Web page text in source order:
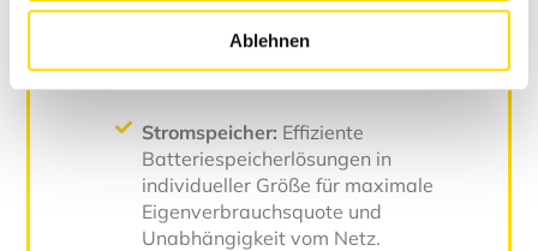
Ablehnen
Erweiterte Energielösungen
Stromspeicher: Effiziente
Batteriespeicherlösungen in
individueller Größe für maximale
Eigenverbrauchsquote und
Unabhängigkeit vom Netz.